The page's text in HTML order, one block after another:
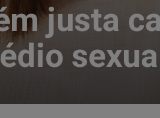
justa